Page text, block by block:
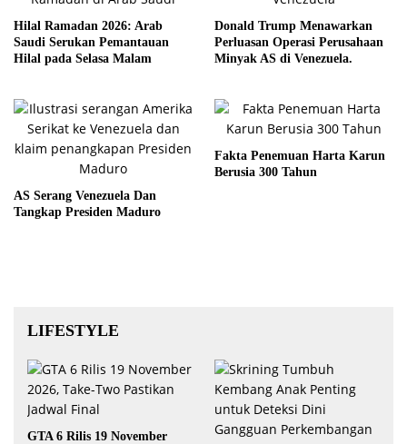
Hilal Ramadan 2026: Arab
Saudi Serukan Pemantauan
Hilal pada Selasa Malam
Donald Trump Menawarkan
Perluasan Operasi Perusahaan
Minyak AS di Venezuela.
AS Serang Venezuela Dan
Tangkap Presiden Maduro
Fakta Penemuan Harta Karun
Berusia 300 Tahun
LIFESTYLE
GTA 6 Rilis 19 November